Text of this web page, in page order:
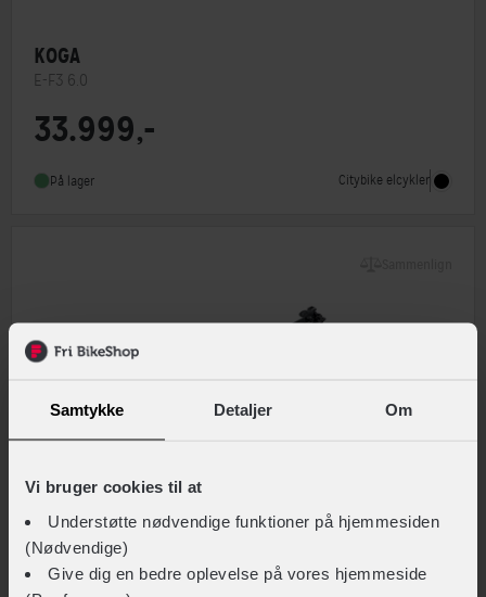
Samtykke Detaljer Om
Vi bruger cookies til at
Understøtte nødvendige funktioner på hjemmesiden
(Nødvendige)
Give dig en bedre oplevelse på vores hjemmeside
KOGA
E-F3 6.0
Motorplacering
Stelmateriale
Aluminium
33.999,-
På lager Citybike elcykler